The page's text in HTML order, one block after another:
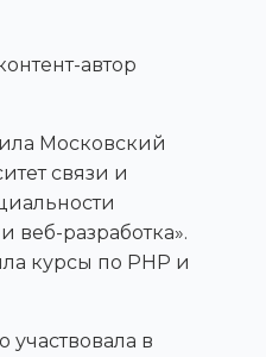
автор
Московский
связи и
разработка».
курсы по PHP и
участвовала в